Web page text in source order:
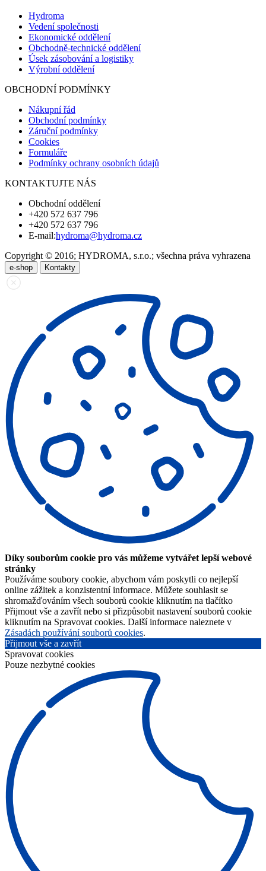
Hydroma
Vedení společnosti
Ekonomické oddělení
Obchodně-technické oddělení
Úsek zásobování a logistiky
Výrobní oddělení
OBCHODNÍ PODMÍNKY
Nákupní řád
Obchodní podmínky
Záruční podmínky
Cookies
Formuláře
Podmínky ochrany osobních údajů
KONTAKTUJTE NÁS
Obchodní oddělení
+420 572 637 796
+420 572 637 796
E-mail:hydroma@hydroma.cz
Copyright © 2016; HYDROMA, s.r.o.; všechna práva vyhrazena
e-shop Kontakty
Díky souborům cookie pro vás můžeme vytvářet lepší webové
stránky
Používáme soubory cookie, abychom vám poskytli co nejlepší
online zážitek a konzistentní informace. Můžete souhlasit se
shromažďováním všech souborů cookie kliknutím na tlačítko
Přijmout vše a zavřít nebo si přizpůsobit nastavení souborů cookie
kliknutím na Spravovat cookies. Další informace naleznete v
Zásadách používání souborů cookies.
Přijmout vše a zavřít
Spravovat cookies
Pouze nezbytné cookies